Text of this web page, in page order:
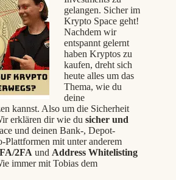
gelangen. Sicher im
Krypto Space geht!
Nachdem wir
entspannt gelernt
haben Kryptos zu
kaufen, dreht sich
heute alles um das
Thema, wie du
deine
kannst. Also um die Sicherheit
erklären dir wie du sicher und
und deinen Bank-, Depot-
mit unter anderem
2FA und Address Whitelisting
immer mit Tobias dem